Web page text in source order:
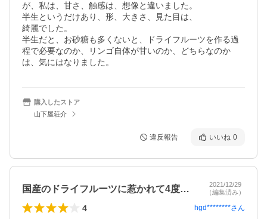
が、私は、甘さ、触感は、想像と違いました。
半生というだけあり、形、大きさ、見た目は、
綺麗でした。
半生だと、お砂糖も多くないと、ドライフルーツを作る過
程で必要なのか、リンゴ自体が甘いのか、どちらなのか
は、気にはなりました。
購入したストア
山下屋荘介
違反報告 いいね 0
国産のドライフルーツに惹かれて4度目の…
2021/12/29
（編集済み）
4 hgd********さん